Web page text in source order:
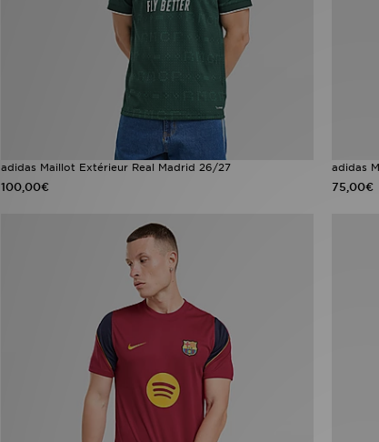
adidas Maillot Extérieur Real Madrid 26/27
100,00€
adidas
75,00€